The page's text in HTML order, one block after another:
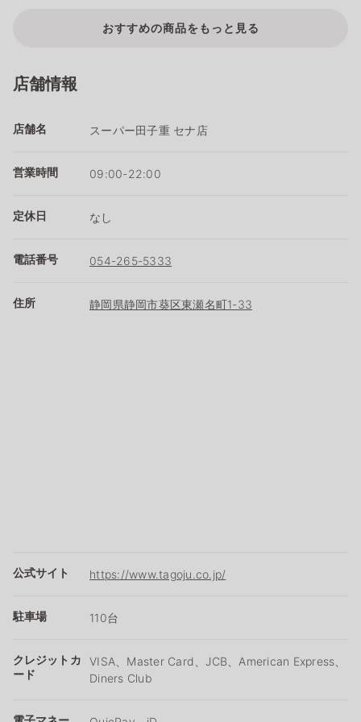
おすすめの商品をもっと見る
店舗情報
店舗名 スーパー田子重 セナ店
営業時間 09:00-22:00
定休日 なし
電話番号 054-265-5333
住所 静岡県静岡市葵区東瀬名町1-33
公式サイト https://www.tagoju.co.jp/
駐車場 110台
クレジットカ
ード
VISA、Master Card、JCB、American Express、
Diners Club